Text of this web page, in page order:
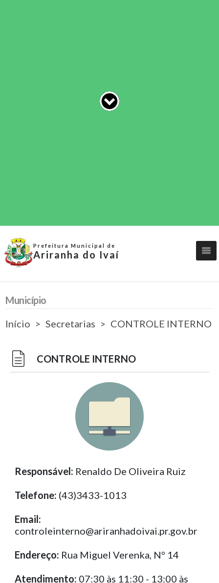
Prefeitura Municipal de
Ariranha do Ivaí
Município
Início
Secretarias CONTROLE INTERNO
CONTROLE INTERNO
Responsável: Renaldo De Oliveira Ruiz
Telefone: (43)3433-1013
Email:
controleinterno@ariranhadoivai.pr.gov.br
Endereço: Rua Miguel Verenka, Nº 14
Atendimento: 07:30 às 11:30 - 13:00 às